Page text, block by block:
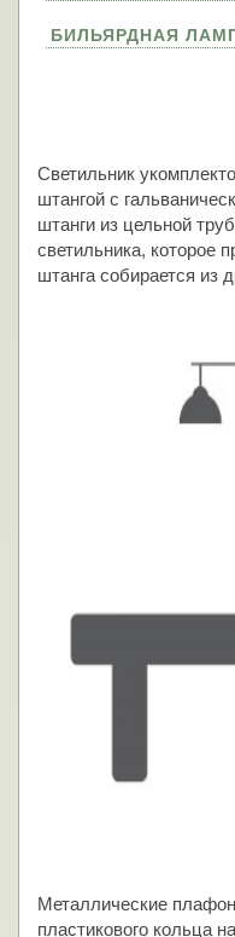
БИЛЬЯРДНАЯ
Светильник
штангой с
штанги из цельной
светильника, которое
штанга собирается из
Металлические
пластикового кольца